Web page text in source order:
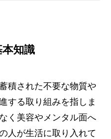
知識
積された不要な物質や
する取り組みを指しま
く美容やメンタル面へ
人が生活に取り入れて